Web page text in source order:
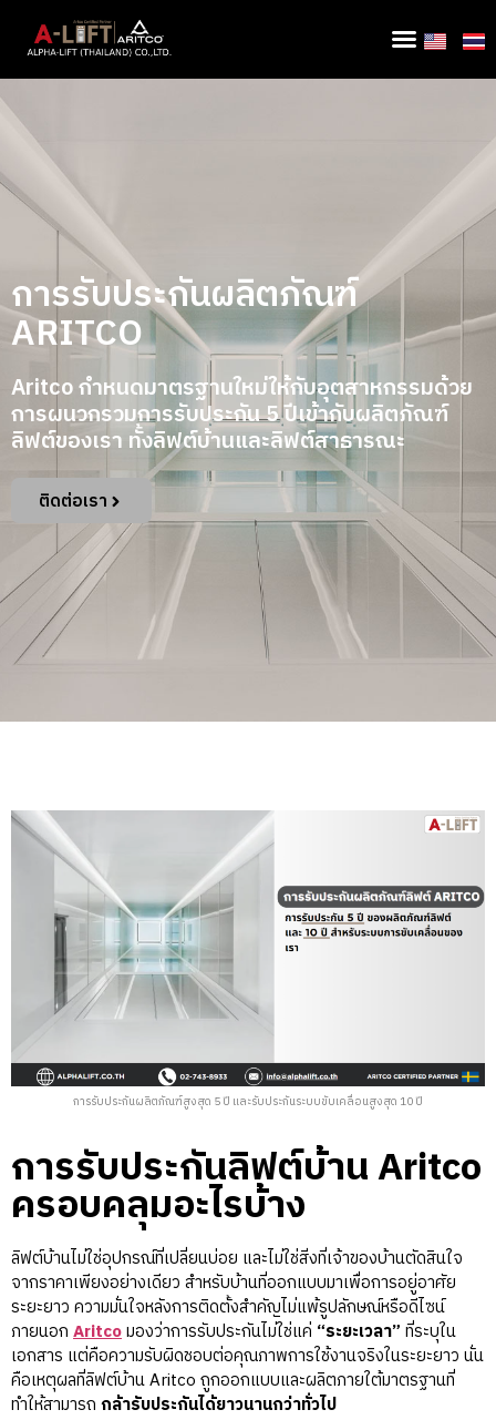
การรับประกันผลิตภัณฑ์
ARITCO
Aritco กำหนดมาตรฐานใหม่ให้กับอุตสาหกรรมด้วย
การผนวกรวมการรับประกัน 5 ปีเข้ากับผลิตภัณฑ์
ลิฟต์ของเรา ทั้งลิฟต์บ้านและลิฟต์สาธารณะ
ติดต่อเรา
การรับประกันผลิตภัณฑ์สูงสุด 5 ปี และรับประกันระบบขับเคลื่อนสูงสุด 10 ปี
การรับประกันลิฟต์บ้าน Aritco
ครอบคลุมอะไรบ้าง
ลิฟต์บ้านไม่ใช่อุปกรณ์ที่เปลี่ยนบ่อย และไม่ใช่สิ่งที่เจ้าของบ้านตัดสินใจ
จากราคาเพียงอย่างเดียว สำหรับบ้านที่ออกแบบมาเพื่อการอยู่อาศัย
ระยะยาว ความมั่นใจหลังการติดตั้งสำคัญไม่แพ้รูปลักษณ์หรือดีไซน์
ภายนอก Aritcoมองว่าการรับประกันไม่ใช่แค่ “ระยะเวลา” ที่ระบุใน
เอกสาร แต่คือความรับผิดชอบต่อคุณภาพการใช้งานจริงในระยะยาว นั่น
คือเหตุผลที่ลิฟต์บ้าน Aritco ถูกออกแบบและผลิตภายใต้มาตรฐานที่
ทำให้สามารถ กล้ารับประกันได้ยาวนานกว่าทั่วไป